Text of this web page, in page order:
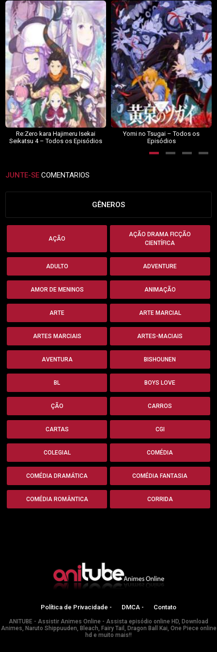
Re:Zero kara Hajimeru Isekai
Seikatsu 4 – Todos os Episódios
Yomi no Tsugai – Todos os
Episódios
JUNTE-SE COMENTARIOS
GÊNEROS
AÇÃO
AÇÃO DRAMA FICÇÃO
CIENTÍFICA
ADULTO ADVENTURE
AMOR DE MENINOS ANIMAÇÃO
ARTE ARTE MARCIAL
ARTES MARCIAIS ARTES-MACIAIS
AVENTURA BISHOUNEN
BL BOYS LOVE
ÇÃO CARROS
CARTAS CGI
COLEGIAL COMÉDIA
COMÉDIA DRAMÁTICA COMÉDIA FANTASIA
COMÉDIA ROMÂNTICA CORRIDA
Política de Privacidade - DMCA - Contato
ANITUBE - Assistir Animes Online - Assista episódio online HD, Download
Animes, Naruto Shippuuden, Bleach, Fairy Tail, Dragon Ball Kai, One Piece online
hd e muito mais!!